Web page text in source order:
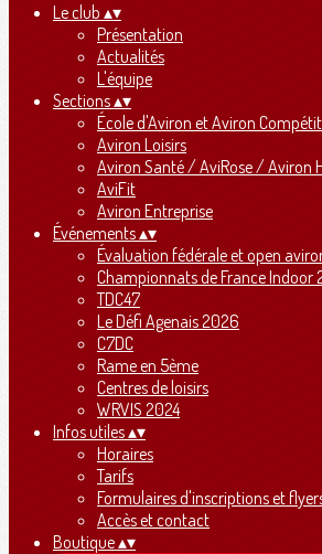
Le club ▴▾
Présentation
Actualités
L'équipe
Sections▴▾
École d'Aviron et Aviron
Aviron Loisirs
Aviron Santé / AviRose / Aviron
AviFit
Aviron Entreprise
Événements▴▾
Évaluation fédérale et open
Championnats de France Indoor
TDC47
Le Défi Agenais 2026
C7DC
Rame en 5ème
Centres de loisirs
WRVIS 2024
Infos utiles▴▾
Horaires
Tarifs
Formulaires d'inscriptions et
Accès et contact
Boutique▴▾